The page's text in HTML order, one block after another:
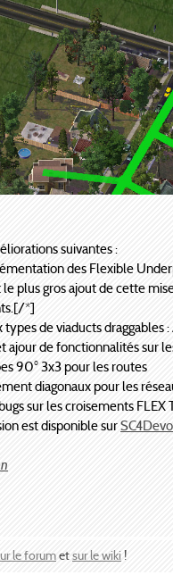
suivantes :
des Flexible
plus gros ajout de cette
*]
types de viaducts
ajour de fonctionnalités sur
90° 3x3 pour les routes
diagonaux pour les
sur les croisements FLEX
est disponible sur
le forumetsur le wiki!